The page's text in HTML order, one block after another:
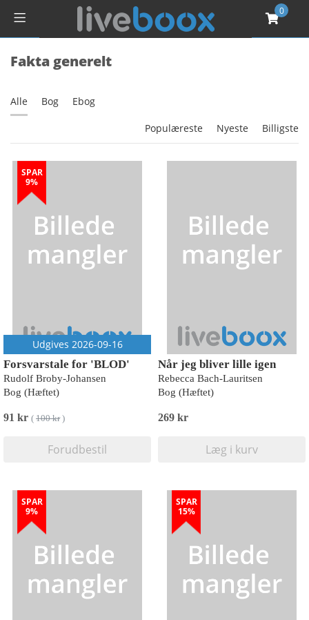
0
Fakta generelt
Alle Bog Ebog
Populæreste Nyeste Billigste
SPAR
9%
Udgives 2026-09-16
Forsvarstale for 'BLOD'
Rudolf Broby-Johansen
Bog (Hæftet)
91 kr ( 100 kr)
Forudbestil
Når jeg bliver lille igen
Rebecca Bach-Lauritsen
Bog (Hæftet)
269 kr
Læg i kurv
SPAR
9%
SPAR
15%